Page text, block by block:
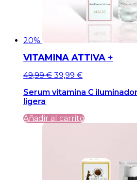
20%
VITAMINA ATTIVA +
El
original
era:
49,99 €.
49,99€El
actual
49,99 €.
39,99 €
Serum vitamina C
ligera
Añadir al carrito